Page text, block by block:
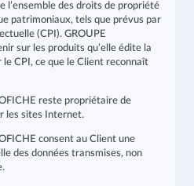
l’ensemble des droits de propriété
patrimoniaux, tels que prévus par
(CPI). GROUPE
sur les produits qu’elle édite la
CPI, ce que le Client reconnaît
reste propriétaire de
les sites Internet.
consent au Client une
des données transmises, non